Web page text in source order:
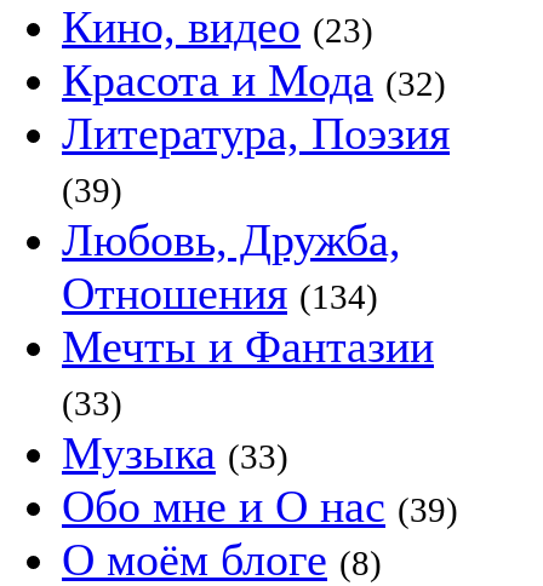
Кино, видео (23)
Красота и Мода (32)
Литература, Поэзия
(39)
Любовь, Дружба,
Отношения (134)
Мечты и Фантазии
(33)
Музыка (33)
Обо мне и О нас (39)
О моём блоге (8)